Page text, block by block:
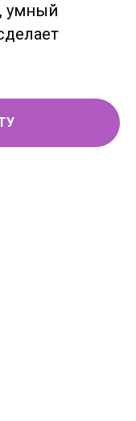
умный